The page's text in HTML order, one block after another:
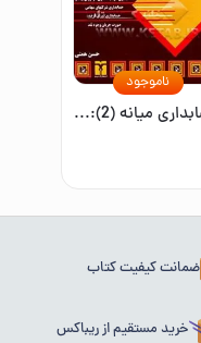
حسابداری میانه (2): مطابق با استاندارد حسابداری ایران
ناموجود
ضمانت کیفیت کتاب
خرید مستقیم از ریباکس